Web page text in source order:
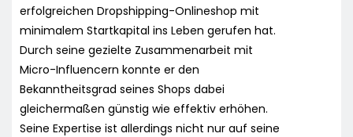
erfolgreichen Dropshipping-Onlineshop mit
minimalem Startkapital ins Leben gerufen hat.
Durch seine gezielte Zusammenarbeit mit
Micro-Influencern konnte er den
Bekanntheitsgrad seines Shops dabei
gleichermaßen günstig wie effektiv erhöhen.
Seine Expertise ist allerdings nicht nur auf seine